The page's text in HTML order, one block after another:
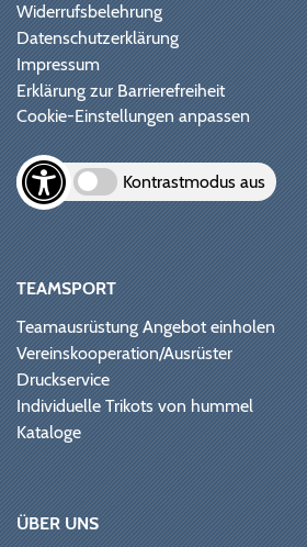
Widerrufsbelehrung
Datenschutzerklärung
Impressum
Erklärung zur Barrierefreiheit
Cookie-Einstellungen anpassen
Kontrastmodus aus
TEAMSPORT
Teamausrüstung Angebot einholen
Vereinskooperation/Ausrüster
Druckservice
Individuelle Trikots von hummel
Kataloge
ÜBER UNS